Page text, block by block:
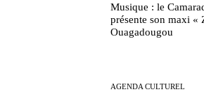
Musique : le
présente son maxi «
Ouagadougou
AGENDA CULTUREL